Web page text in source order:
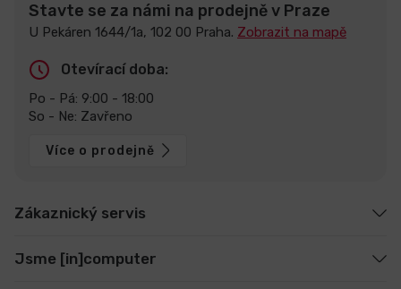
Stavte se za námi na prodejně v Praze
U Pekáren 1644/1a, 102 00 Praha. Zobrazit na mapě
Otevírací doba:
Po - Pá: 9:00 - 18:00
So - Ne: Zavřeno
Více o prodejně
Zákaznický servis
Jsme [in]computer